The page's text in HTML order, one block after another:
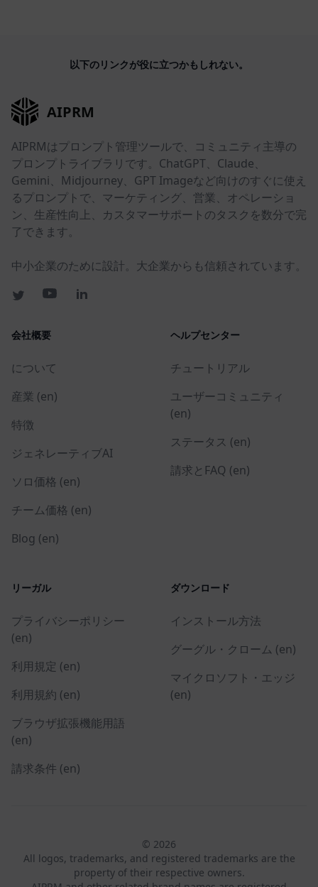
以下のリンクが役に立つかもしれない。
AIPRM
AIPRMはプロンプト管理ツールで、コミュニティ主導の
プロンプトライブラリです。ChatGPT、Claude、
Gemini、Midjourney、GPT Imageなど向けのすぐに使え
るプロンプトで、マーケティング、営業、オペレーショ
ン、生産性向上、カスタマーサポートのタスクを数分で完
了できます。
中小企業のために設計。大企業からも信頼されています。
会社概要
について
産業 (en)
特徴
ジェネレーティブAI
ソロ価格 (en)
チーム価格 (en)
Blog (en)
ヘルプセンター
チュートリアル
ユーザーコミュニティ
(en)
ステータス (en)
請求とFAQ (en)
リーガル
プライバシーポリシー
(en)
利用規定 (en)
利用規約 (en)
ブラウザ拡張機能用語
(en)
請求条件 (en)
ダウンロード
インストール方法
グーグル・クローム (en)
マイクロソフト・エッジ
(en)
© 2026
All logos, trademarks, and registered trademarks are the
property of their respective owners.